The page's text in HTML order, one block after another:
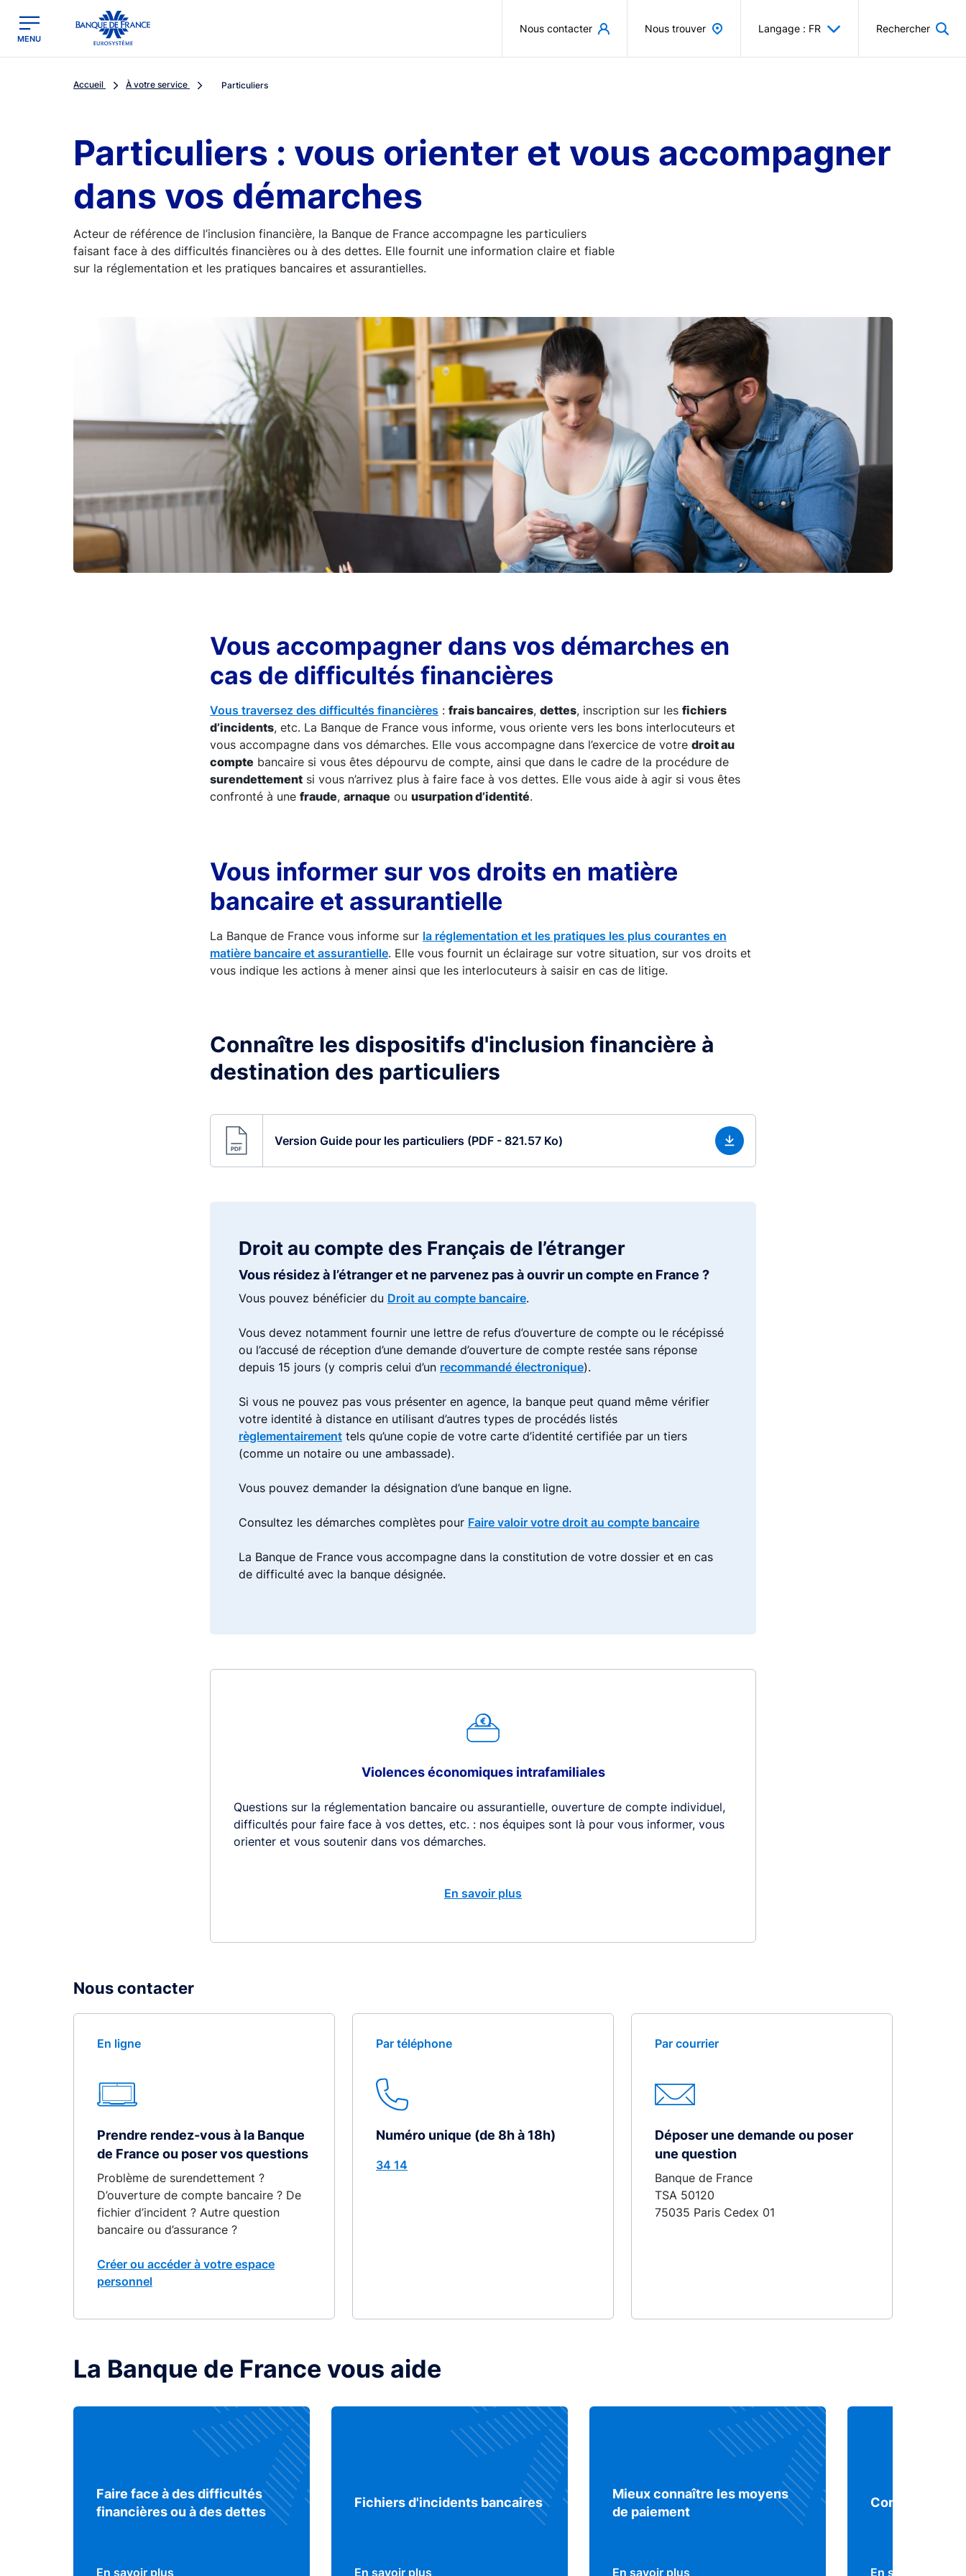
Banque de France - Menu Principal
MENU
Nous contacter Nous trouver Langage : FR Rechercher
Accueil À votre service Particuliers
Particuliers : vous orienter et vous accompagner
dans vos démarches
Acteur de référence de l’inclusion financière, la Banque de France accompagne les particuliers
faisant face à des difficultés financières ou à des dettes. Elle fournit une information claire et fiable
sur la réglementation et les pratiques bancaires et assurantielles.
Vous accompagner dans vos démarches en
cas de difficultés financières
Vous traversez des difficultés financières : frais bancaires, dettes, inscription sur les fichiers
d’incidents, etc. La Banque de France vous informe, vous oriente vers les bons interlocuteurs et
vous accompagne dans vos démarches. Elle vous accompagne dans l’exercice de votre droit au
compte bancaire si vous êtes dépourvu de compte, ainsi que dans le cadre de la procédure de
surendettement si vous n’arrivez plus à faire face à vos dettes. Elle vous aide à agir si vous êtes
confronté à une fraude, arnaque ou usurpation d’identité.
Vous informer sur vos droits en matière
bancaire et assurantielle
La Banque de France vous informe sur la réglementation et les pratiques les plus courantes en
matière bancaire et assurantielle. Elle vous fournit un éclairage sur votre situation, sur vos droits et
vous indique les actions à mener ainsi que les interlocuteurs à saisir en cas de litige.
Connaître les dispositifs d'inclusion financière à
destination des particuliers
Version Guide pour les particuliers (PDF - 821.57 Ko)
Droit au compte des Français de l’étranger
Vous résidez à l’étranger et ne parvenez pas à ouvrir un compte en France ?
Vous pouvez bénéficier du Droit au compte bancaire.
Vous devez notamment fournir une lettre de refus d’ouverture de compte ou le récépissé
ou l’accusé de réception d’une demande d’ouverture de compte restée sans réponse
depuis 15 jours (y compris celui d’un recommandé électronique).
Si vous ne pouvez pas vous présenter en agence, la banque peut quand même vérifier
votre identité à distance en utilisant d’autres types de procédés listés
règlementairement tels qu’une copie de votre carte d’identité certifiée par un tiers
(comme un notaire ou une ambassade).
Vous pouvez demander la désignation d’une banque en ligne.
Consultez les démarches complètes pour Faire valoir votre droit au compte bancaire
La Banque de France vous accompagne dans la constitution de votre dossier et en cas
de difficulté avec la banque désignée.
Violences économiques intrafamiliales
Questions sur la réglementation bancaire ou assurantielle, ouverture de compte individuel,
difficultés pour faire face à vos dettes, etc. : nos équipes sont là pour vous informer, vous
orienter et vous soutenir dans vos démarches.
En savoir plus
Nous contacter
En ligne
Prendre rendez-vous à la Banque
de France ou poser vos questions
Problème de surendettement ?
D’ouverture de compte bancaire ? De
fichier d’incident ? Autre question
bancaire ou d’assurance ?
Créer ou accéder à votre espace
personnel
Par téléphone
Numéro unique (de 8h à 18h)
34 14
Par courrier
Déposer une demande ou poser
une question
Banque de France
TSA 50120
75035 Paris Cedex 01
La Banque de France vous aide
Faire face à des difficultés
financières ou à des dettes
En savoir plus
Fichiers d'incidents bancaires
En savoir plus
Mieux connaître les moyens
de paiement
En savoir plus
Comprendre
En savoir plus